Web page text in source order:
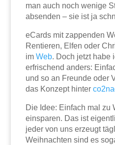
man auch noch wenige
absenden – sie ist ja
eCards mit zappenden
Rentieren, Elfen oder
imWeb. Doch jetzt habe
erfrischend anders:
und so an Freunde oder
das Konzept hinter
Die Idee: Einfach mal zu
einsparen. Das ist
jeder von uns erzeugt
Weihnachten sind es